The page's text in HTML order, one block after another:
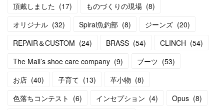
頂戴しました (17) ものづくりの現場 (8)
オリジナル (32) Spiral魚釣部 (8) ジーンズ (20)
REPAIR＆CUSTOM (24) BRASS (54) CLINCH (54)
The Mail’s shoe care company (9) ブーツ (53)
お店 (40) 子育て (13) 革小物 (8)
色落ちコンテスト (6) インセプション (4) Opus (8)